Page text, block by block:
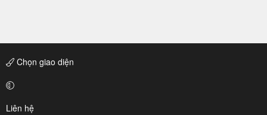
Chọn giao diện
Liên hệ